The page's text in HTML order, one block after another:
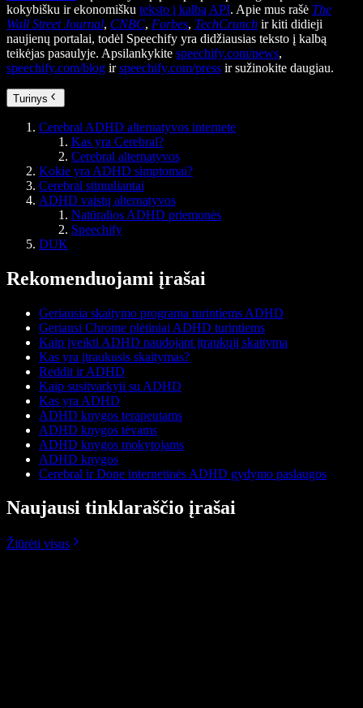
kokybišku ir ekonomišku teksto į kalbą API. Apie mus rašė The
Wall Street Journal, CNBC, Forbes, TechCrunch ir kiti didieji
naujienų portalai, todėl Speechify yra didžiausias teksto į kalbą
teikėjas pasaulyje. Apsilankykite speechify.com/news,
speechify.com/blog irspeechify.com/press ir sužinokite daugiau.
Turinys
Cerebral ADHD alternatyvos internete
Kas yra Cerebral?
Cerebral alternatyvos
Kokie yra ADHD simptomai?
Cerebral stimuliantai
ADHD vaistų alternatyvos
Natūralios ADHD priemonės
Speechify
DUK
Rekomenduojami įrašai
Geriausia skaitymo programa turintiems ADHD
Geriausi Chrome plėtiniai ADHD turintiems
Kaip įveikti ADHD naudojant įtraukųjį skaitymą
Kas yra įtraukusis skaitymas?
Reddit ir ADHD
Kaip susitvarkyti su ADHD
Kas yra ADHD
ADHD knygos terapeutams
ADHD knygos tėvams
ADHD knygos mokytojams
ADHD knygos
Cerebral ir Done internetinės ADHD gydymo paslaugos
Naujausi tinklaraščio įrašai
Žiūrėti visus